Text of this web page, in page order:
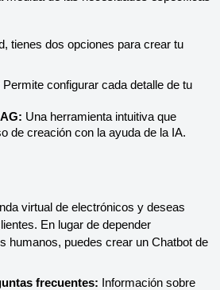
tienes dos opciones para crear tu
Permite configurar cada detalle de tu
Una herramienta intuitiva que
de creación con la ayuda de la IA.
virtual de electrónicos y deseas
En lugar de depender
humanos, puedes crear un Chatbot de
frecuentes: Información sobre